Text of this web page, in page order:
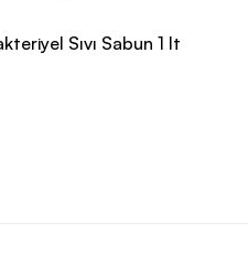
Sıvı Sabun 1 lt